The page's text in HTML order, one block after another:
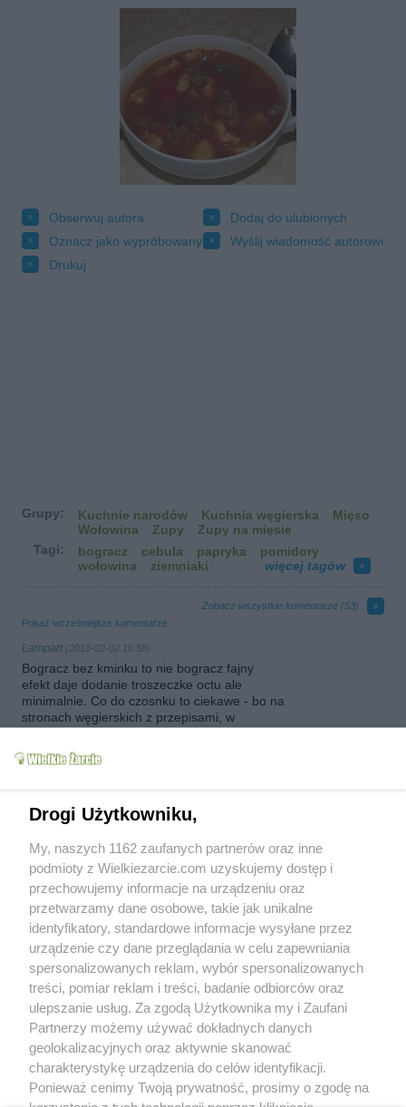
Obserwuj autora
Dodaj do ulubionych
Oznacz jako wypróbowany
Wyślij wiadomość autorowi
Drukuj
Grupy: Kuchnie narodów Kuchnia węgierska
Mięso
Wołowina
Zupy
Zupy na mięsie
Tagi:
bogracz cebula papryka
pomidory
wołowina
ziemniaki więcej tagów
Zobacz wszystkie komentarze (53)
Pokaż wcześniejsze komentarze
Lampart (2018-02-02 16:58)
Bogracz bez kminku to nie bogracz fajny
efekt daje dodanie troszeczke octu ale
minimalnie. Co do czosnku to ciekawe - bo na
stronach węgierskich z przepisami, w
powszechnie.
To sa skladniki na ile porcji?Potrzebuje na 8 i
jakby co musze zwiekszyc proporcje
kasnik (2018-09-30 10:17)
Przepis wypróbowany :) Wyszedł bardzo
dobry :) Dziekuję i pozdrawiam :)
tymonek (2018-11-02 19:27)
Super przepis
Figutka (2018-11-05 10:28)
Sorry, ale zupełnie bez szału. Goście i
domownicy zjedli- fajerwerków nie było:(
alana (2018-11-12 15:49)
widocznie zle doprawilas ...ja zawsze jak
robie z tego prxepisu wszyscy sie zajadaja
Drogi Użytkowniku,
My, naszych 1162 zaufanych partnerów oraz inne
podmioty z Wielkiezarcie.com uzyskujemy dostęp i
przechowujemy informacje na urządzeniu oraz
przetwarzamy dane osobowe, takie jak unikalne
identyfikatory, standardowe informacje wysyłane przez
urządzenie czy dane przeglądania w celu zapewniania
spersonalizowanych reklam, wybór spersonalizowanych
treści, pomiar reklam i treści, badanie odbiorców oraz
ulepszanie usług. Za zgodą Użytkownika my i Zaufani
Partnerzy możemy używać dokładnych danych
geolokalizacyjnych oraz aktywnie skanować
charakterystykę urządzenia do celów identyfikacji.
Ponieważ cenimy Twoją prywatność, prosimy o zgodę na